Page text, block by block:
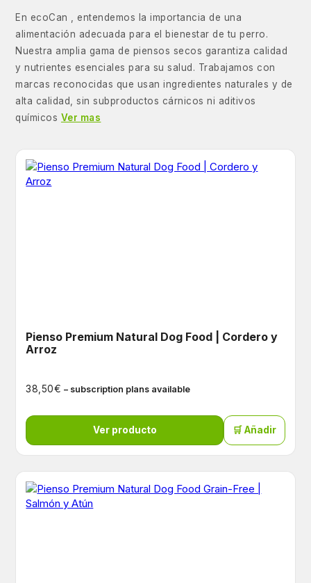
En ecoCan , entendemos la importancia de una
alimentación adecuada para el bienestar de tu perro.
Nuestra amplia gama de piensos secos garantiza calidad
y nutrientes esenciales para su salud. Trabajamos con
marcas reconocidas que usan ingredientes naturales y de
alta calidad, sin subproductos cárnicos ni aditivos
químicos Ver mas
Pienso Premium Natural Dog Food | Cordero y
Arroz
38,50€ – subscription plans available
Ver producto 🛒 Añadir